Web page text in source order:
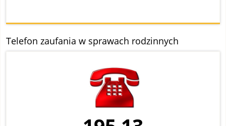
Telefon zaufania w sprawach rodzinnych